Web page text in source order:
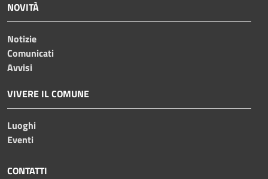
NOVITÀ
Notizie
Comunicati
Avvisi
VIVERE IL COMUNE
Luoghi
Eventi
CONTATTI